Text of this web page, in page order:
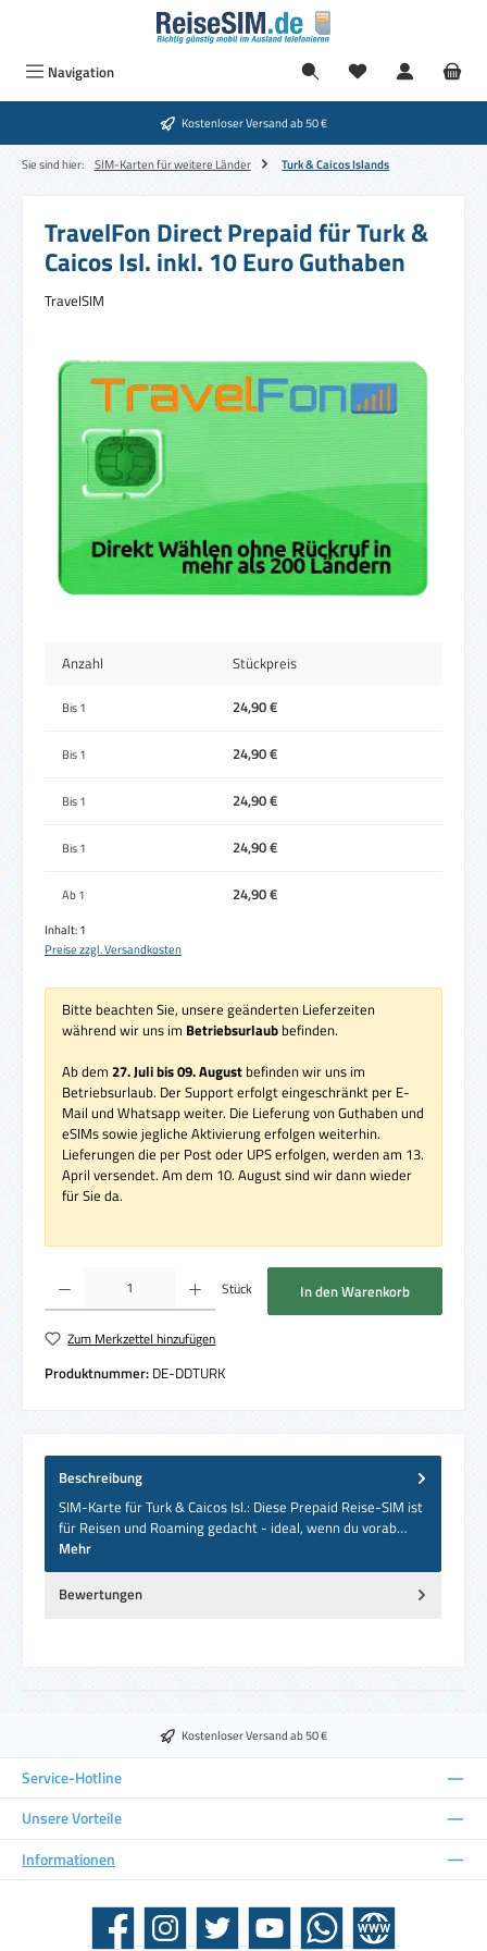
Zum Hauptinhalt springen
Navigation
Kostenloser Versand ab 50 €
Sie sind hier: SIM-Karten für weitere Länder Turk & Caicos Islands
TravelFon Direct Prepaid für Turk &
Caicos Isl. inkl. 10 Euro Guthaben
TravelSIM
Bildergalerie überspringen
Anzahl Stückpreis
Bis1 24,90 €
Bis1 24,90 €
Bis1 24,90 €
Bis1 24,90 €
Ab1 24,90 €
Inhalt:1
Preise zzgl. Versandkosten
Bitte beachten Sie, unsere geänderten Lieferzeiten
während wir uns im Betriebsurlaub befinden.
Ab dem 27. Juli bis 09. August befinden wir uns im
Betriebsurlaub. Der Support erfolgt eingeschränkt per E-
Mail und Whatsapp weiter. Die Lieferung von Guthaben und
eSIMs sowie jegliche Aktivierung erfolgen weiterhin.
Lieferungen die per Post oder UPS erfolgen, werden am 13.
April versendet. Am dem 10. August sind wir dann wieder
für Sie da.
Produkt Anzahl: Gib den gewünschten Wert ein oder benutze die Schaltflächen um
Stück In den Warenkorb
Zum Merkzettel hinzufügen
Produktnummer: DE-DDTURK
Beschreibung
SIM-Karte für Turk & Caicos Isl.: Diese Prepaid Reise-SIM ist
für Reisen und Roaming gedacht - ideal, wenn du vorab…
Mehr
Bewertungen
Kostenloser Versand ab 50 €
Service-Hotline
Unsere Vorteile
Informationen
Facebook Instagram Twitter YouTube WhatsApp Website